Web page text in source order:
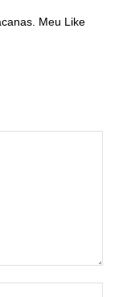
Meu Like